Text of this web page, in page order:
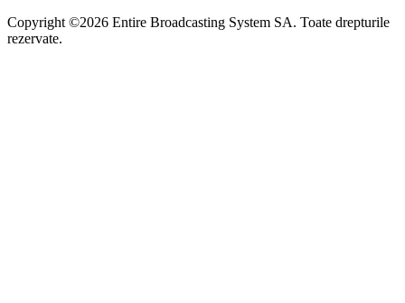
Copyright ©2026 Entire Broadcasting System SA. Toate drepturile
rezervate.